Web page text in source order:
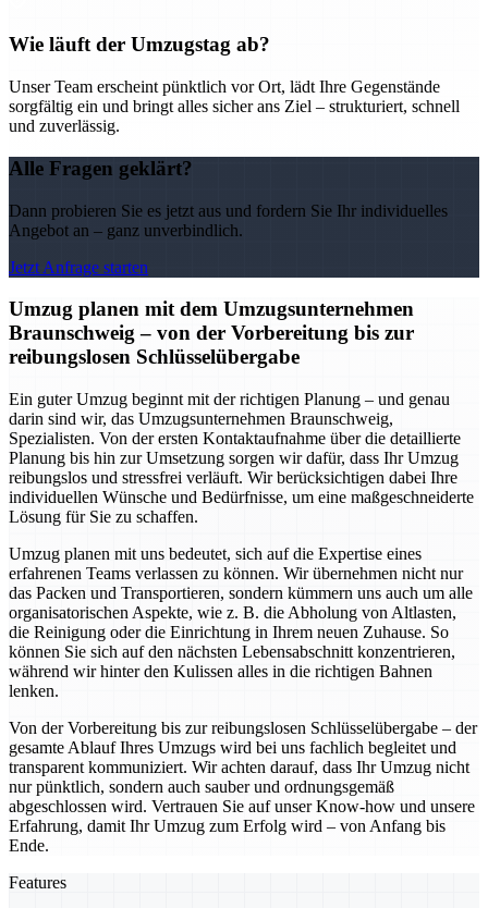
Wie läuft der Umzugstag ab?
Unser Team erscheint pünktlich vor Ort, lädt Ihre Gegenstände
sorgfältig ein und bringt alles sicher ans Ziel – strukturiert, schnell
und zuverlässig.
Alle Fragen geklärt?
Dann probieren Sie es jetzt aus und fordern Sie Ihr individuelles
Angebot an – ganz unverbindlich.
Jetzt Anfrage starten
Umzug planen mit dem Umzugsunternehmen
Braunschweig – von der Vorbereitung bis zur
reibungslosen Schlüsselübergabe
Ein guter Umzug beginnt mit der richtigen Planung – und genau
darin sind wir, das Umzugsunternehmen Braunschweig,
Spezialisten. Von der ersten Kontaktaufnahme über die detaillierte
Planung bis hin zur Umsetzung sorgen wir dafür, dass Ihr Umzug
reibungslos und stressfrei verläuft. Wir berücksichtigen dabei Ihre
individuellen Wünsche und Bedürfnisse, um eine maßgeschneiderte
Lösung für Sie zu schaffen.
Umzug planen mit uns bedeutet, sich auf die Expertise eines
erfahrenen Teams verlassen zu können. Wir übernehmen nicht nur
das Packen und Transportieren, sondern kümmern uns auch um alle
organisatorischen Aspekte, wie z. B. die Abholung von Altlasten,
die Reinigung oder die Einrichtung in Ihrem neuen Zuhause. So
können Sie sich auf den nächsten Lebensabschnitt konzentrieren,
während wir hinter den Kulissen alles in die richtigen Bahnen
lenken.
Von der Vorbereitung bis zur reibungslosen Schlüsselübergabe – der
gesamte Ablauf Ihres Umzugs wird bei uns fachlich begleitet und
transparent kommuniziert. Wir achten darauf, dass Ihr Umzug nicht
nur pünktlich, sondern auch sauber und ordnungsgemäß
abgeschlossen wird. Vertrauen Sie auf unser Know-how und unsere
Erfahrung, damit Ihr Umzug zum Erfolg wird – von Anfang bis
Ende.
Features